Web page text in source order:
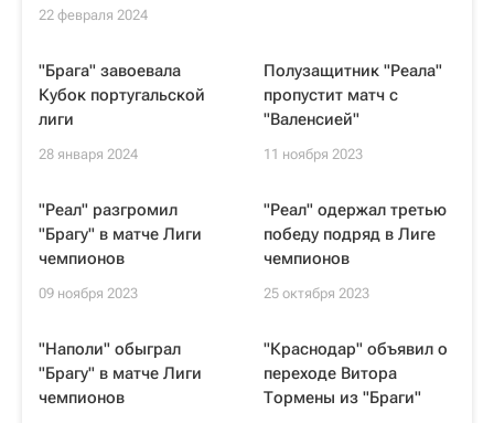
22 февраля 2024
"Брага" завоевала
Кубок португальской
лиги
28 января 2024
Полузащитник "Реала"
пропустит матч с
"Валенсией"
11 ноября 2023
"Реал" разгромил
"Брагу" в матче Лиги
чемпионов
09 ноября 2023
"Реал" одержал третью
победу подряд в Лиге
чемпионов
25 октября 2023
"Наполи" обыграл
"Брагу" в матче Лиги
чемпионов
"Краснодар" объявил о
переходе Витора
Тормены из "Браги"